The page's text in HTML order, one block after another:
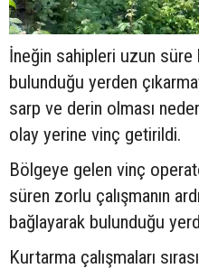
İneğin sahipleri uzun süre
bulunduğu yerden
sarp ve derin olması
olay yerine vinç getirildi.
Bölgeye gelen vinç
süren zorlu çalışmanın
bağlayarak bulunduğu
Kurtarma çalışmaları